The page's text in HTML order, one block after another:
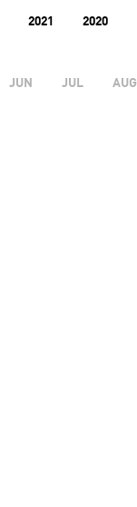
2021 2020
JUN JUL AUG